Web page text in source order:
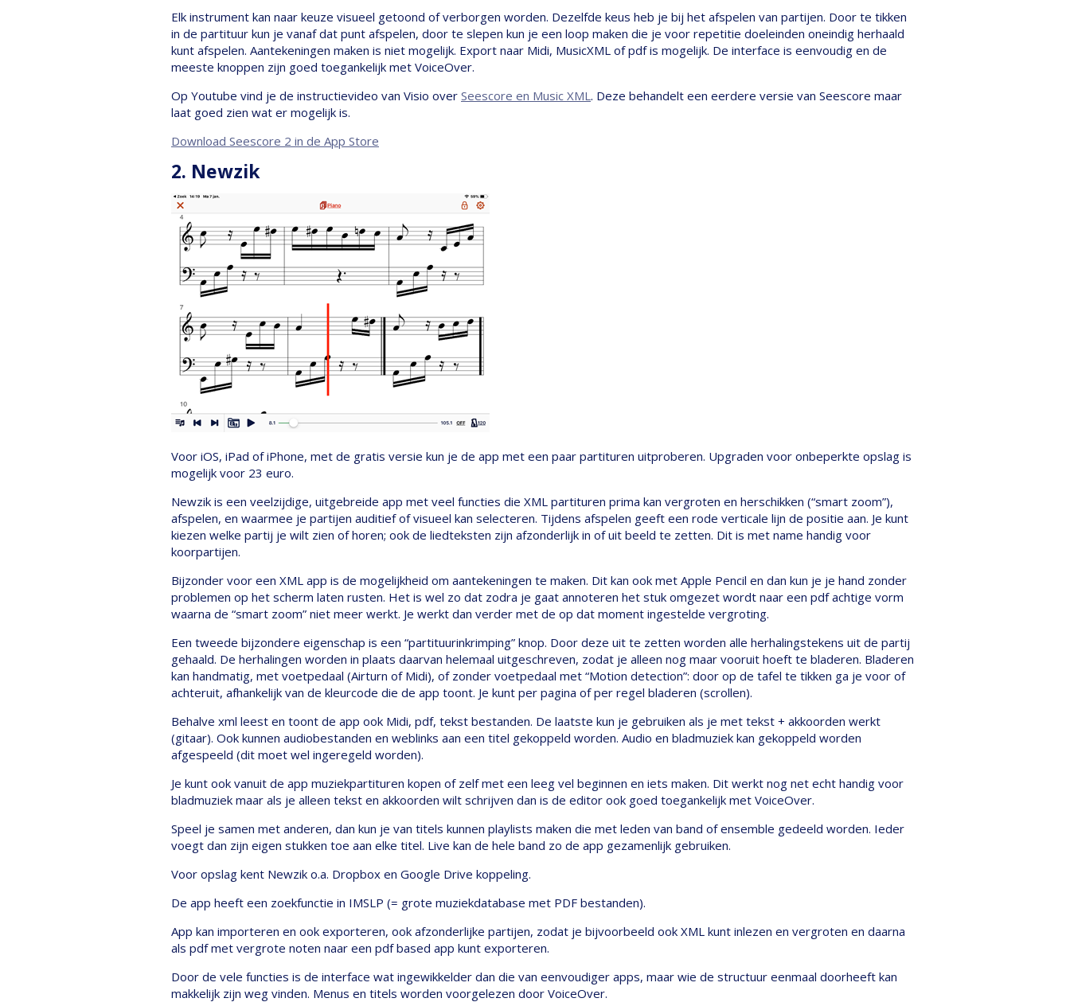
Elk instrument kan naar keuze visueel getoond of verborgen worden. Dezelfde keus heb je bij het afspelen van partijen. Door te tikken
in de partituur kun je vanaf dat punt afspelen, door te slepen kun je een loop maken die je voor repetitie doeleinden oneindig herhaald
kunt afspelen. Aantekeningen maken is niet mogelijk. Export naar Midi, MusicXML of pdf is mogelijk. De interface is eenvoudig en de
meeste knoppen zijn goed toegankelijk met VoiceOver.
Op Youtube vind je de instructievideo van Visio over Seescore en Music XML. Deze behandelt een eerdere versie van Seescore maar
laat goed zien wat er mogelijk is.
Download Seescore 2 in de App Store
2. Newzik
Voor iOS, iPad of iPhone, met de gratis versie kun je de app met een paar partituren uitproberen. Upgraden voor onbeperkte opslag is
mogelijk voor 23 euro.
Newzik is een veelzijdige, uitgebreide app met veel functies die XML partituren prima kan vergroten en herschikken (“smart zoom”),
afspelen, en waarmee je partijen auditief of visueel kan selecteren. Tijdens afspelen geeft een rode verticale lijn de positie aan. Je kunt
kiezen welke partij je wilt zien of horen; ook de liedteksten zijn afzonderlijk in of uit beeld te zetten. Dit is met name handig voor
koorpartijen.
Bijzonder voor een XML app is de mogelijkheid om aantekeningen te maken. Dit kan ook met Apple Pencil en dan kun je je hand zonder
problemen op het scherm laten rusten. Het is wel zo dat zodra je gaat annoteren het stuk omgezet wordt naar een pdf achtige vorm
waarna de “smart zoom” niet meer werkt. Je werkt dan verder met de op dat moment ingestelde vergroting.
Een tweede bijzondere eigenschap is een “partituurinkrimping” knop. Door deze uit te zetten worden alle herhalingstekens uit de partij
gehaald. De herhalingen worden in plaats daarvan helemaal uitgeschreven, zodat je alleen nog maar vooruit hoeft te bladeren. Bladeren
kan handmatig, met voetpedaal (Airturn of Midi), of zonder voetpedaal met “Motion detection”: door op de tafel te tikken ga je voor of
achteruit, afhankelijk van de kleurcode die de app toont. Je kunt per pagina of per regel bladeren (scrollen).
Behalve xml leest en toont de app ook Midi, pdf, tekst bestanden. De laatste kun je gebruiken als je met tekst + akkoorden werkt
(gitaar). Ook kunnen audiobestanden en weblinks aan een titel gekoppeld worden. Audio en bladmuziek kan gekoppeld worden
afgespeeld (dit moet wel ingeregeld worden).
Je kunt ook vanuit de app muziekpartituren kopen of zelf met een leeg vel beginnen en iets maken. Dit werkt nog net echt handig voor
bladmuziek maar als je alleen tekst en akkoorden wilt schrijven dan is de editor ook goed toegankelijk met VoiceOver.
Speel je samen met anderen, dan kun je van titels kunnen playlists maken die met leden van band of ensemble gedeeld worden. Ieder
voegt dan zijn eigen stukken toe aan elke titel. Live kan de hele band zo de app gezamenlijk gebruiken.
Voor opslag kent Newzik o.a. Dropbox en Google Drive koppeling.
De app heeft een zoekfunctie in IMSLP (= grote muziekdatabase met PDF bestanden).
App kan importeren en ook exporteren, ook afzonderlijke partijen, zodat je bijvoorbeeld ook XML kunt inlezen en vergroten en daarna
als pdf met vergrote noten naar een pdf based app kunt exporteren.
Door de vele functies is de interface wat ingewikkelder dan die van eenvoudiger apps, maar wie de structuur eenmaal doorheeft kan
makkelijk zijn weg vinden. Menus en titels worden voorgelezen door VoiceOver.